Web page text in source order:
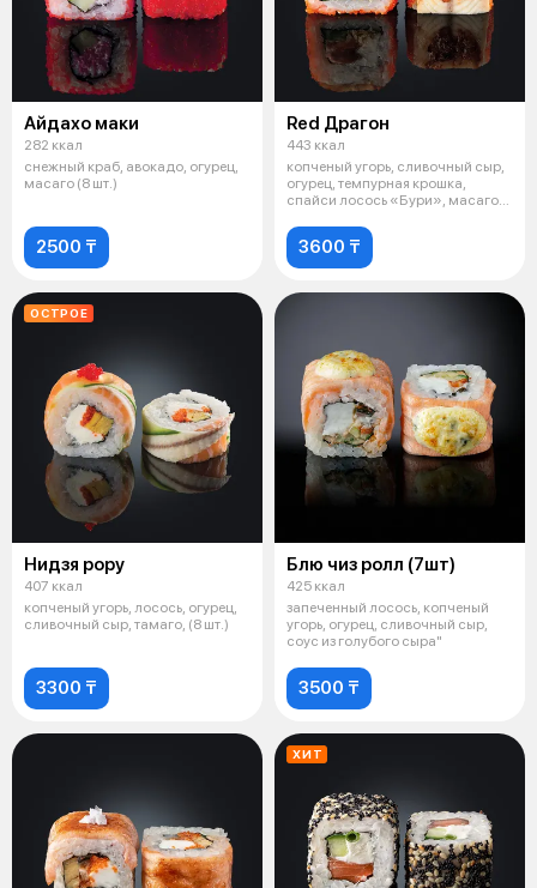
Айдахо маки
282 ккал
снежный краб, авокадо, огурец,
масаго (8 шт.)
2500 ₸
Red Драгон
443 ккал
копченый угорь, сливочный сыр,
огурец, темпурная крошка,
спайси лосось «Бури», масаго
3600 ₸
ОСТРОЕ
Нидзя рору
407 ккал
копченый угорь, лосось, огурец,
сливочный сыр, тамаго, (8 шт.)
3300 ₸
Блю чиз ролл (7шт)
425 ккал
запеченный лосось, копченый
угорь, огурец, сливочный сыр,
соус из голубого сыра"
3500 ₸
ХИТ